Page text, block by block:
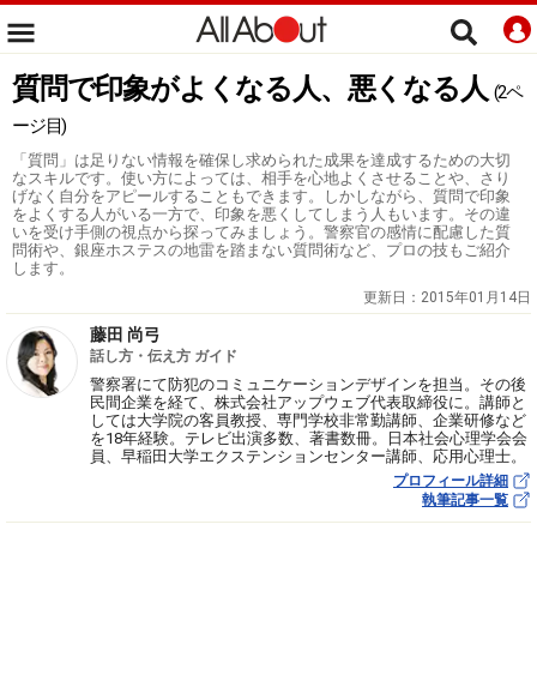
質問で印象がよくなる人、悪くなる人 (2ペ
ージ目)
「質問」は足りない情報を確保し求められた成果を達成するための大切
なスキルです。使い方によっては、相手を心地よくさせることや、さり
げなく自分をアピールすることもできます。しかしながら、質問で印象
をよくする人がいる一方で、印象を悪くしてしまう人もいます。その違
いを受け手側の視点から探ってみましょう。警察官の感情に配慮した質
問術や、銀座ホステスの地雷を踏まない質問術など、プロの技もご紹介
します。
更新日： 2015年01月14日
藤田 尚弓
話し方・伝え方 ガイド
警察署にて防犯のコミュニケーションデザインを担当。その後
民間企業を経て、株式会社アップウェブ代表取締役に。講師と
しては大学院の客員教授、専門学校非常勤講師、企業研修など
を18年経験。テレビ出演多数、著書数冊。日本社会心理学会会
員、早稲田大学エクステンションセンター講師、応用心理士。
プロフィール詳細
執筆記事一覧